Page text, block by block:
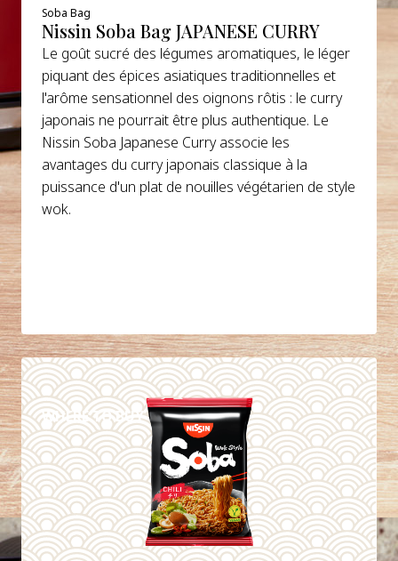
Soba Bag
Nissin Soba Bag JAPANESE CURRY
Le goût sucré des légumes aromatiques, le léger
piquant des épices asiatiques traditionnelles et
l'arôme sensationnel des oignons rôtis : le curry
japonais ne pourrait être plus authentique. Le
Nissin Soba Japanese Curry associe les
avantages du curry japonais classique à la
puissance d'un plat de nouilles végétarien de style
wok.
WHERE TO BUY
DETAILS